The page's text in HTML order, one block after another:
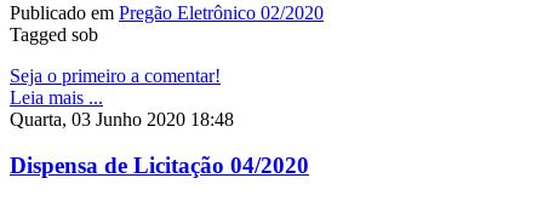
Publicado em Pregão Eletrônico 02/2020
Tagged sob
Seja o primeiro a comentar!
Leia mais ...
Quarta, 03 Junho 2020 18:48
Dispensa de Licitação 04/2020